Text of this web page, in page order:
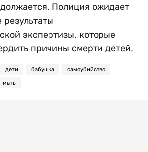
Полиция ожидает
результаты
экспертизы, которые
причины смерти детей.
дети бабушка самоубийство
мать